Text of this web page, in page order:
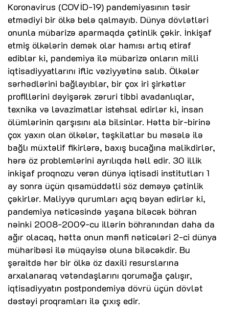
Koronavirus (COVİD-19) pandemiyasının təsir
etmədiyi bir ölkə belə qalmayıb. Dünya dövlətləri
onunla mübarizə aparmaqda çətinlik çəkir. İnkişaf
etmiş ölkələrin demək olar hamısı artıq etiraf
ediblər ki, pandemiya ilə mübarizə onların milli
iqtisadiyyatlarını iflic vəziyyətinə salıb. Ölkələr
sərhədlərini bağlayıblar, bir çox iri şirkətlər
profillərini dəyişərək zəruri tibbi avadanlıqlar,
texnika və ləvazimatlar istehsal edirlər ki, insan
ölümlərinin qarşısını ala bilsinlər. Hətta bir-birinə
çox yaxın olan ölkələr, təşkilatlar bu məsələ ilə
bağlı müxtəlif fikirlərə, baxış bucağına malikdirlər,
hərə öz problemlərini ayrılıqda həll edir. 30 illik
inkişaf proqnozu verən dünya iqtisadi institutları 1
ay sonra üçün qısamüddətli söz deməyə çətinlik
çəkirlər. Maliyyə qurumları açıq bəyan edirlər ki,
pandemiya nəticəsində yaşana biləcək böhran
nəinki 2008-2009-cu illərin böhranından daha da
ağır olacaq, hətta onun mənfi nəticələri 2-ci dünya
müharibəsi ilə müqayisə oluna biləcəkdir. Bu
şəraitdə hər bir ölkə öz daxili resurslarına
arxalanaraq vətəndaşlarını qorumağa çalışır,
iqtisadiyyatın postpondemiya dövrü üçün dövlət
dəstəyi proqramları ilə çıxış edir.